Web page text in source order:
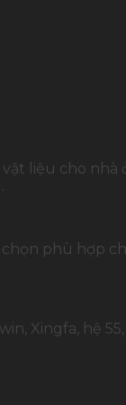
Tâm
liệu cho
phù hợp
Xingfa, hệ